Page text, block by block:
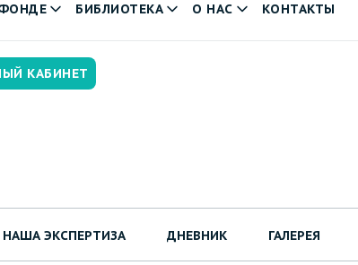
БИБЛИОТЕКА О НАС КОНТАКТЫ
КАБИНЕТ
НАША ЭКСПЕРТИЗА ДНЕВНИК ГАЛЕРЕЯ